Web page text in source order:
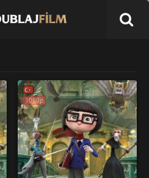
1080p